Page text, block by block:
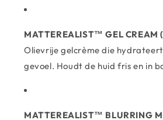
MATTEREALIST™ GEL CREAM
Olievrije gelcrème die
gevoel. Houdt de huid fris en in
MATTEREALIST™ BLURRING